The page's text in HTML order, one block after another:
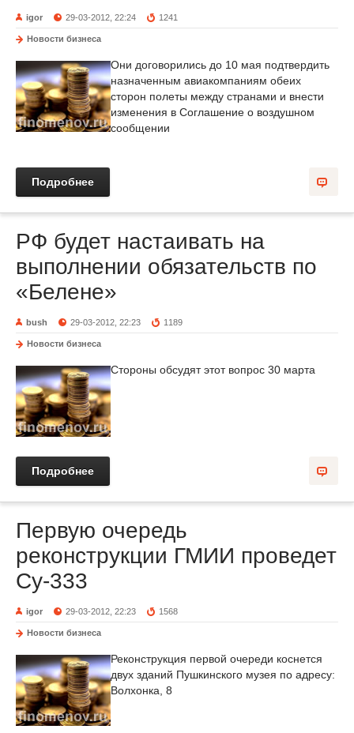
igor 29-03-2012, 22:24 1241
Новости бизнеса
Они договорились до 10 мая подтвердить
назначенным авиакомпаниям обеих
сторон полеты между странами и внести
изменения в Соглашение о воздушном
сообщении
Подробнее
РФ будет настаивать на
выполнении обязательств по
«Белене»
bush 29-03-2012, 22:23 1189
Новости бизнеса
Стороны обсудят этот вопрос 30 марта
Подробнее
Первую очередь
реконструкции ГМИИ проведет
Су-333
igor 29-03-2012, 22:23 1568
Новости бизнеса
Реконструкция первой очереди коснется
двух зданий Пушкинского музея по адресу:
Волхонка, 8